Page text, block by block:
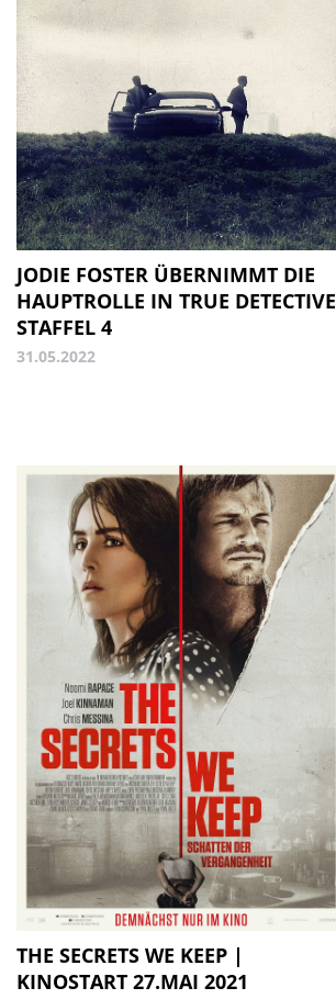
JODIE FOSTER ÜBERNIMMT DIE
HAUPTROLLE IN TRUE DETECTIVE
STAFFEL 4
31.05.2022
THE SECRETS WE KEEP |
KINOSTART 27.MAI 2021